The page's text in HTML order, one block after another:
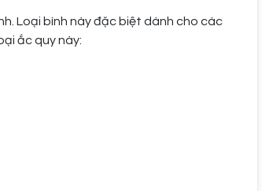
Loại bình này đặc biệt dành cho các
ắc quy này: